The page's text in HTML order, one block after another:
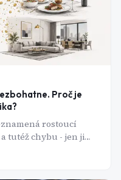
Proč je
rostoucí
tutéž chybu - jen ji